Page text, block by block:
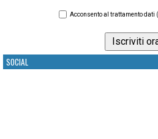
Acconsento al trattamento dati (
SOCIAL